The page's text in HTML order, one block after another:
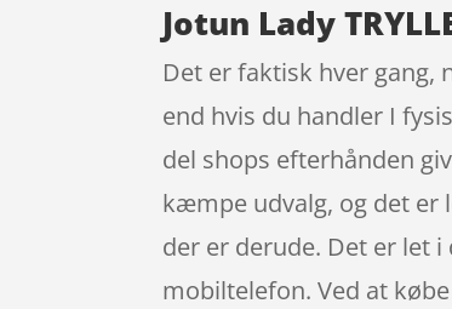
Jotun Lady
Det er faktisk hver gang,
end hvis du handler I
del shops efterhånden
kæmpe udvalg, og det er
der er derude. Det er let
mobiltelefon. Ved at